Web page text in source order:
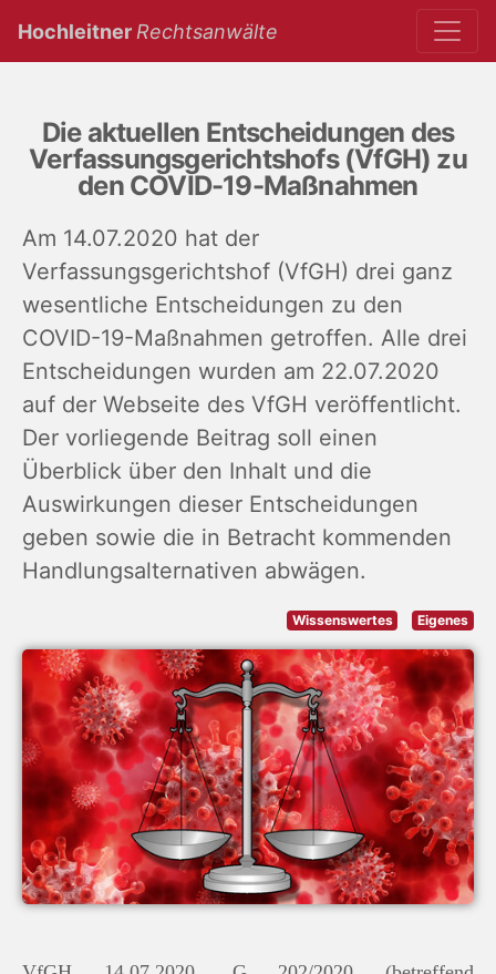
Hochleitner Rechtsanwälte
Die aktuellen Entscheidungen des
Verfassungsgerichtshofs (VfGH) zu
den COVID-19-Maßnahmen
Am 14.07.2020 hat der
Verfassungsgerichtshof (VfGH) drei ganz
wesentliche Entscheidungen zu den
COVID-19-Maßnahmen getroffen. Alle drei
Entscheidungen wurden am 22.07.2020
auf der Webseite des VfGH veröffentlicht.
Der vorliegende Beitrag soll einen
Überblick über den Inhalt und die
Auswirkungen dieser Entscheidungen
geben sowie die in Betracht kommenden
Handlungsalternativen abwägen.
Wissenswertes Eigenes